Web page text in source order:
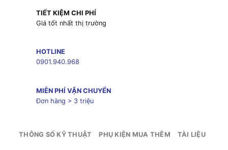
TIẾT KIỆM CHI PHÍ
Giá tốt nhất thị trường
HOTLINE
0901.940.968
MIỄN PHÍ VẬN CHUYỂN
Đơn hàng > 3 triệu
THÔNG SỐ KỸ THUẬT PHỤ KIỆN MUA THÊM TÀI LIỆU